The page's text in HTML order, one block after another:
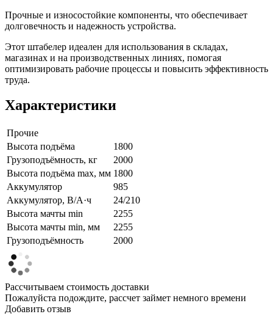
Прочные и износостойкие компоненты, что обеспечивает
долговечность и надежность устройства.
Этот штабелер идеален для использования в складах,
магазинах и на производственных линиях, помогая
оптимизировать рабочие процессы и повысить эффективность
труда.
Характеристики
Прочие
Высота подъёма
1800
Грузоподъёмность, кг
2000
Высота подъёма max, мм 1800
Аккумулятор
985
Аккумулятор, В/А·ч
24/210
Высота мачты min
2255
Высота мачты min, мм
2255
Грузоподъёмность
2000
Рассчитываем стоимость доставки
Пожалуйста подождите, рассчет займет немного времени
Добавить отзыв